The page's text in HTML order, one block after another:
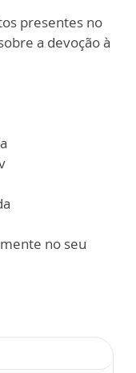
presentes no
a devoção à
no seu